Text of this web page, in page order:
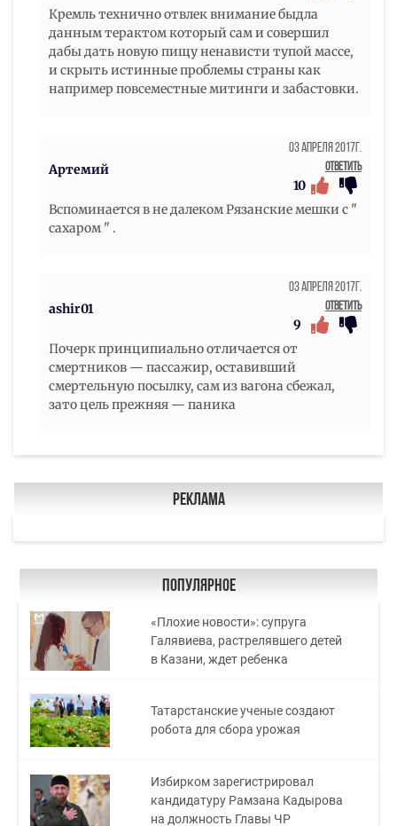
Кремль технично отвлек внимание быдла
данным терактом который сам и совершил
дабы дать новую пищу ненависти тупой массе,
и скрыть истинные проблемы страны как
например повсеместные митинги и забастовки.
Артемий
03 Апреля 2017г.
Ответить
10
Вспоминается в не далеком Рязанские мешки с "
сахаром " .
ashir01
03 Апреля 2017г.
Ответить
9
Почерк принципиально отличается от
смертников — пассажир, оставивший
смертельную посылку, сам из вагона сбежал,
зато цель прежняя — паника
Реклама
Популярное
«Плохие новости»: супруга
Галявиева, растрелявшего детей
в Казани, ждет ребенка
Татарстанские ученые создают
робота для сбора урожая
Избирком зарегистрировал
кандидатуру Рамзана Кадырова
на должность Главы ЧР